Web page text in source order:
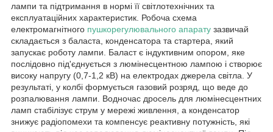
лампи та підтримання в нормі її світлотехнічних та
експлуатаційних характеристик. Робоча схема
електромагнітного пушкорегулювального апарату зазвичай
складається з баласта, конденсатора та стартера, який
запускає роботу лампи. Баласт є індуктивним опором, яке
послідовно під'єднується з люмінесцентною лампою і створює
високу напругу (0,7-1,2 кВ) на електродах джерела світла. У
результаті, у колбі формується газовий розряд, що веде до
розпалювання лампи. Водночас дросель для люмінесцентних
ламп стабілізує струм у мережі живлення, а конденсатор
знижує радіопомехи та компенсує реактивну потужність, які